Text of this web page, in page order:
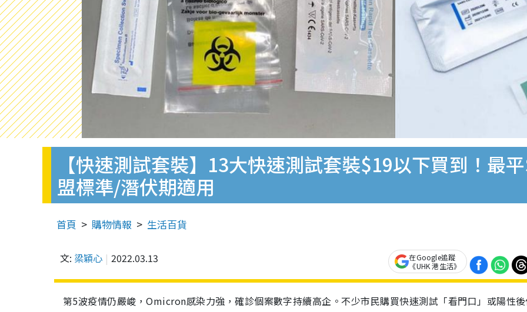
【快速測試套裝】13大快速測試套裝$19以下買到！最
盟標準/潛伏期適用
首頁 購物情報 生活百貨
文: 梁穎心 2022.03.13
在Google追蹤
《UHK 港生活》
第5波疫情仍嚴峻，Omicron感染力強，確診個案數字持續高企。不少市民購買快速測試「看門口」或陽性